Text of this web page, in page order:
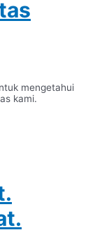
mengetahui
kami.